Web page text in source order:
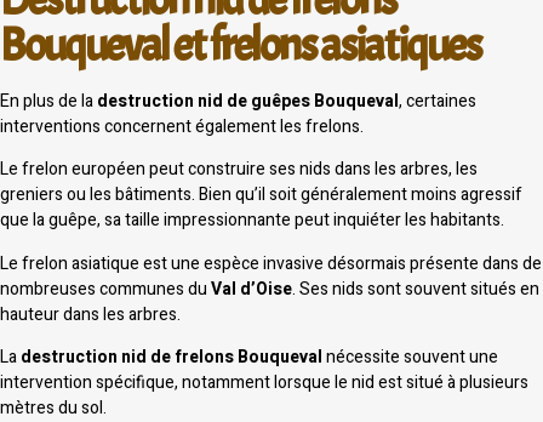
Bouqueval et frelons asiatiques
En plus de ladestruction nid de guêpes Bouqueval, certaines
interventions concernent également les frelons.
Le frelon européen peut construire ses nids dans les arbres, les
greniers ou les bâtiments. Bien qu’il soit généralement moins agressif
que la guêpe, sa taille impressionnante peut inquiéter les habitants.
Le frelon asiatique est une espèce invasive désormais présente dans de
nombreuses communes duVal d’Oise. Ses nids sont souvent situés en
hauteur dans les arbres.
Ladestruction nid de frelons Bouquevalnécessite souvent une
intervention spécifique, notamment lorsque le nid est situé à plusieurs
mètres du sol.